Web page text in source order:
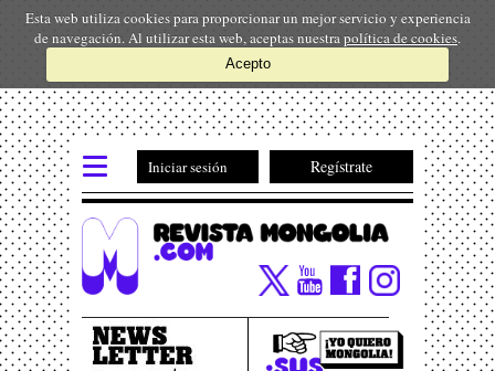
Esta web utiliza cookies para proporcionar un mejor servicio y experiencia
de navegación. Al utilizar esta web, aceptas nuestra política de cookies.
Acepto
Iniciar sesión Regístrate